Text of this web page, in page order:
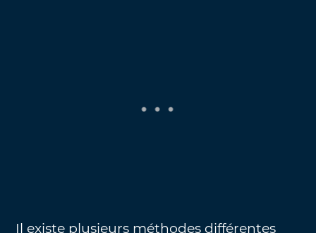
Il existe plusieurs méthodes différentes